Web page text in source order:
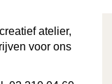
atelier,
voor ons